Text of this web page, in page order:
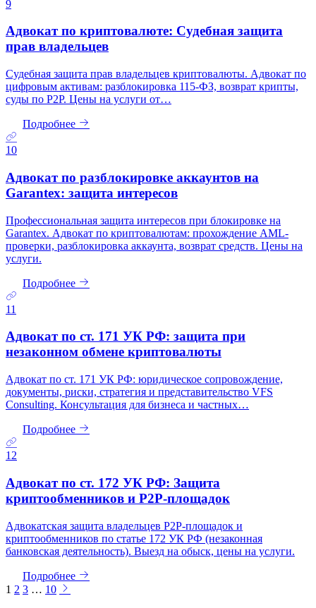
9
Адвокат по криптовалюте: Судебная защита
прав владельцев
Судебная защита прав владельцев криптовалюты. Адвокат по
цифровым активам: разблокировка 115-ФЗ, возврат крипты,
суды по P2P. Цены на услуги от…
Подробнее
10
Адвокат по разблокировке аккаунтов на
Garantex: защита интересов
Профессиональная защита интересов при блокировке на
Garantex. Адвокат по криптовалютам: прохождение AML-
проверки, разблокировка аккаунта, возврат средств. Цены на
услуги.
Подробнее
11
Адвокат по ст. 171 УК РФ: защита при
незаконном обмене криптовалюты
Адвокат по ст. 171 УК РФ: юридическое сопровождение,
документы, риски, стратегия и представительство VFS
Consulting. Консультация для бизнеса и частных…
Подробнее
12
Адвокат по ст. 172 УК РФ: Защита
криптообменников и P2P-площадок
Адвокатская защита владельцев P2P-площадок и
криптообменников по статье 172 УК РФ (незаконная
банковская деятельность). Выезд на обыск, цены на услуги.
Подробнее
1 2 3 … 10